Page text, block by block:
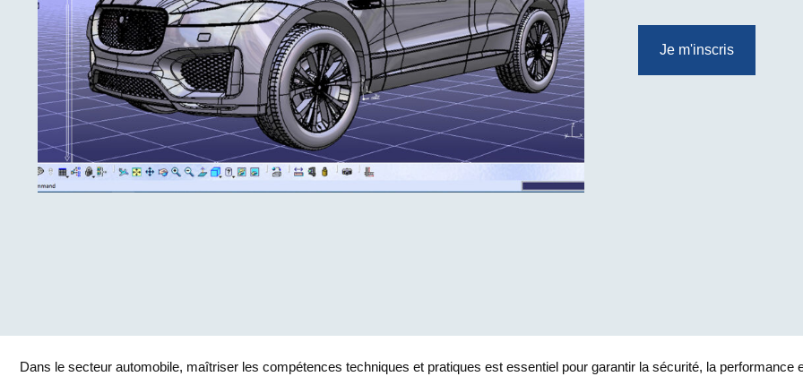
Je m'inscris
Dans le secteur automobile, maîtriser les compétences techniques et pratiques est essentiel pour garantir la sécurité, la performance